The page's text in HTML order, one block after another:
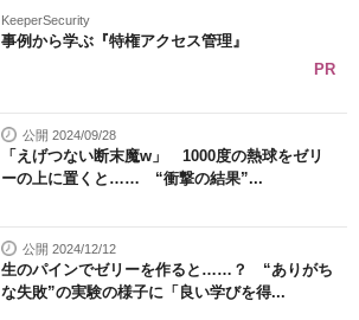
KeeperSecurity
事例から学ぶ『特権アクセス管理』
PR
公開 2024/09/28
「えげつない断末魔w」 1000度の熱球をゼリ
ーの上に置くと…… “衝撃の結果”...
公開 2024/12/12
生のパインでゼリーを作ると……？ “ありがち
な失敗”の実験の様子に「良い学びを得...